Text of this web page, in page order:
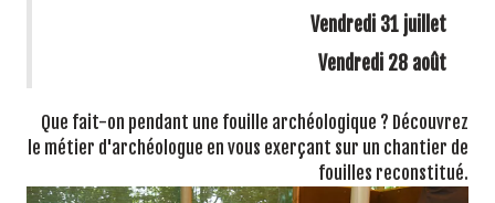
Vendredi 31 juillet
Vendredi 28 août
Que fait-on pendant une fouille archéologique ? Découvrez
le métier d'archéologue en vous exerçant sur un chantier de
fouilles reconstitué.